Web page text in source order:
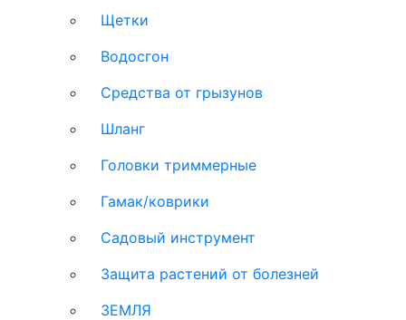
Щетки
Водосгон
Средства от грызунов
Шланг
Головки триммерные
Гамак/коврики
Садовый инструмент
Защита растений от болезней
ЗЕМЛЯ